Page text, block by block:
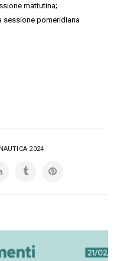
mattutina;
sessione pomeridiana
2024